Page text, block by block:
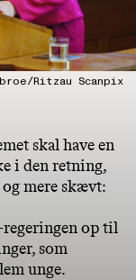
Ritzau Scanpix
skal have en
i den retning,
mere skævt:
op til
som
unge.